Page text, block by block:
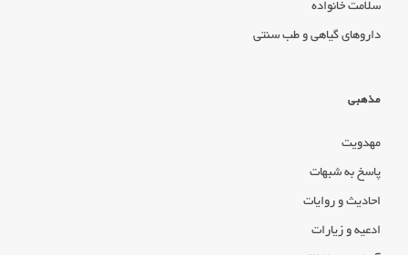
سلامت خانواده
داروهای گیاهی و طب سنتی
مذهبی
مهدویت
پاسخ به شبهات
احادیث و روایات
ادعیه و زیارات